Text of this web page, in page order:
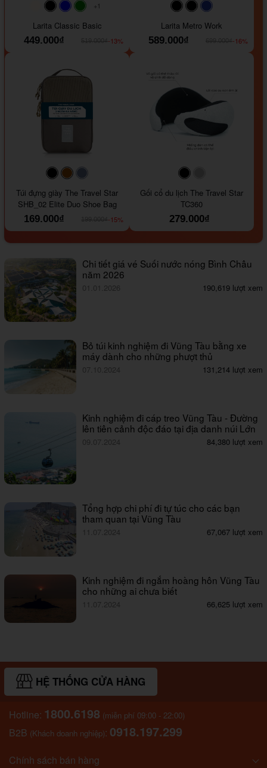
#faf0e6
#000000#0000FF#008000
+1
Larita Classic Basic
449.000₫
-13%
#000000#000000
Larita Metro Work
589.000₫
-16%
#000000#964B00
Túi đựng giày The Travel Star
SHB_02 Elite Duo Shoe Bag
169.000₫
-15%
#000000
Gối cổ du lịch The Travel Star
TC360
279.000₫
Chi tiết giá vé Suối nước nóng Bình Châu
năm 2026
01.01.2026 190,619 lượt xem
Bỏ túi kinh nghiệm đi Vũng Tàu bằng xe
máy dành cho những phượt thủ
07.10.2024 131,214 lượt xem
Kinh nghiệm đi cáp treo Vũng Tàu - Đường
lên tiên cảnh độc đáo tại địa danh núi Lớn
09.07.2024 84,380 lượt xem
Tổng hợp chi phí đi tự túc cho các bạn
tham quan tại Vũng Tàu
11.07.2024 67,067 lượt xem
Kinh nghiệm đi ngắm hoàng hôn Vũng Tàu
cho những ai chưa biết
11.07.2024 66,625 lượt xem
HỆ THỐNG CỬA HÀNG
Hotline: 1800.6198 (miễn phí 09:00 - 22:00)
B2B (Khách doanh nghiệp): 0918.197.299
Chính sách bán hàng